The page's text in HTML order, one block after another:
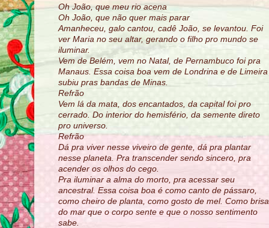
Oh João, que meu rio acena
Oh João, que não quer mais parar
Amanheceu, galo cantou, cadê João, se levantou. Foi
ver Maria no seu altar, gerando o filho pro mundo se
iluminar.
Vem de Belém, vem no Natal, de Pernambuco foi pra
Manaus. Essa coisa boa vem de Londrina e de Limeira
subiu pras bandas de Minas.
Refrão
Vem lá da mata, dos encantados, da capital foi pro
cerrado. Do interior do hemisfério, da semente direto
pro universo.
Refrão
Dá pra viver nesse viveiro de gente, dá pra plantar
nesse planeta. Pra transcender sendo sincero, pra
acender os olhos do cego.
Pra iluminar a alma do morto, pra acessar seu
ancestral. Essa coisa boa é como canto de pássaro,
como cheiro de planta, como gosto de mel. Como brisa
do mar que o corpo sente e que o nosso sentimento
sabe.